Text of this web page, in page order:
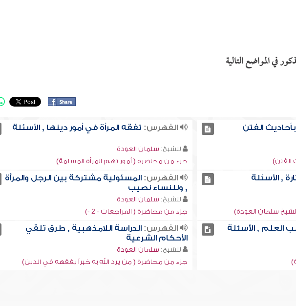
في المواضع التالية
الفتن
الفتن)
الفهرس: تفقه المرأة في أمور دينها , الأسئلة
للشيخ: سلمان العودة
جزء من محاضرة ( أمور تهم المرأة المسلمة)
, الأسئلة
سلمان العودة)
الفهرس: المسئولية مشتركة بين الرجل والمرأة
, وللنساء نصيب
للشيخ: سلمان العودة
جزء من محاضرة ( المراجعات - 2 -)
, الأسئلة الفهرس: الدراسة اللامذهبية , طرق تلقي
الأحكام الشرعية
للشيخ: سلمان العودة
جزء من محاضرة ( من يرد الله به خيراً يفقهه في الدين)